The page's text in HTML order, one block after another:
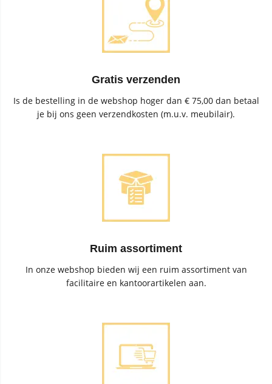
Gratis verzenden
Is de bestelling in de webshop hoger dan € 75,00 dan betaal
je bij ons geen verzendkosten (m.u.v. meubilair).
Ruim assortiment
In onze webshop bieden wij een ruim assortiment van
facilitaire en kantoorartikelen aan.